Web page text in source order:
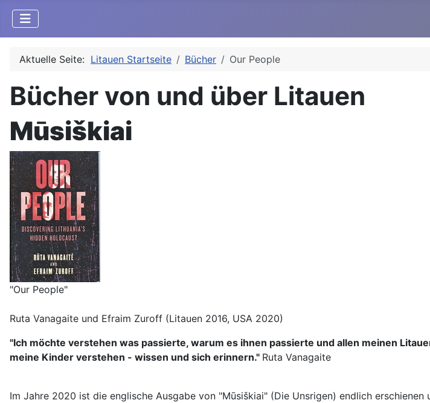
Aktuelle Seite: Litauen Startseite Bücher Our People
Bücher von und über Litauen
Mūsiškiai
"Our People"
Ruta Vanagaite und Efraim Zuroff (Litauen 2016, USA 2020)
"Ich möchte verstehen was passierte, warum es ihnen passierte und allen meinen
meine Kinder verstehen - wissen und sich erinnern." Ruta Vanagaite
Im Jahre 2020 ist die englische Ausgabe von "Mūsiškiai" (Die Unsrigen) endlich